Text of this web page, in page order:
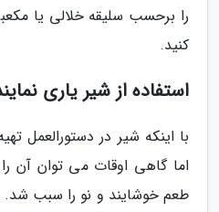
را برحسب سلیقه خلالی یا
کنید.
استفاده از شیر یاری
با اینکه شیر در دستورالعمل
اما گاهی اوقات می توان آن
طعم خوشایند و نو را سبب شد.